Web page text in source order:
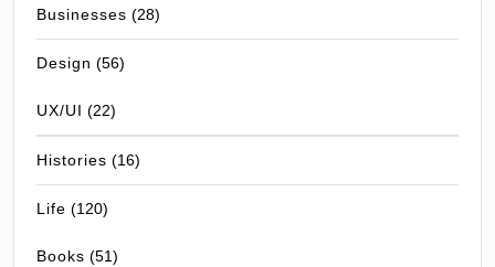
Businesses (28)
Design (56)
UX/UI (22)
Histories (16)
Life (120)
Books (51)